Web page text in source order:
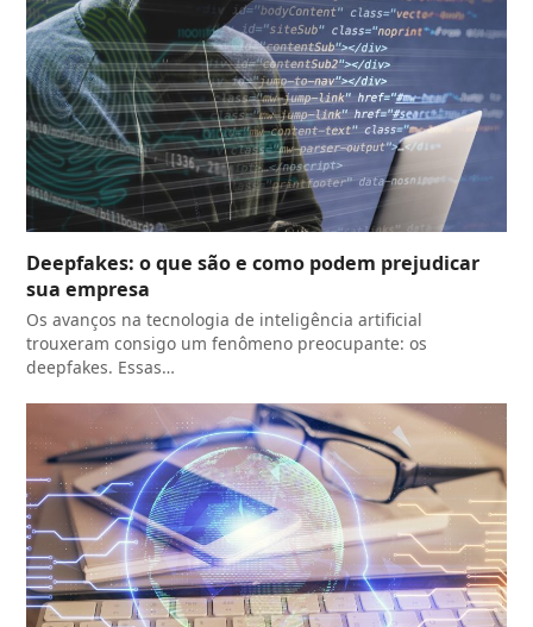
Deepfakes: o que são e como podem prejudicar
sua empresa
Os avanços na tecnologia de inteligência artificial
trouxeram consigo um fenômeno preocupante: os
deepfakes. Essas…